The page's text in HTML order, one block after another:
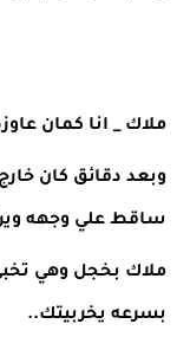
ملاك _ انا كمان
ساقط علي وجهه
بسرعه يخربيتك..